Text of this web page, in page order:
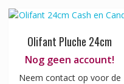
Olifant Pluche 24cm
Nog geen account!
Neem contact op voor de